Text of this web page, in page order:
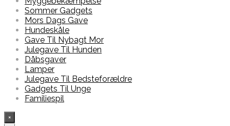
Sommer Gadgets
Mors Dags Gave
Hundeskåle
Gave Til Nybagt Mor
Julegave Til Hunden
Dåbsgaver
Lamper
Julegave Til Bedsteforældre
Gadgets Til Unge
Familiespil
×